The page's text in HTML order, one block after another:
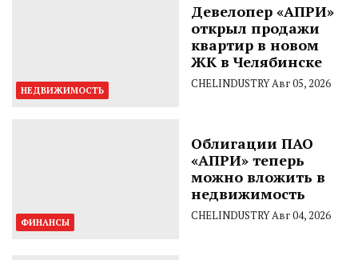
НЕДВИЖИМОСТЬ
Девелопер «АПРИ»
открыл продажи
квартир в новом
ЖК в Челябинске
CHELINDUSTRYАвг 05, 2026
ФИНАНСЫ
Облигации ПАО
«АПРИ» теперь
можно вложить в
недвижимость
CHELINDUSTRYАвг 04, 2026